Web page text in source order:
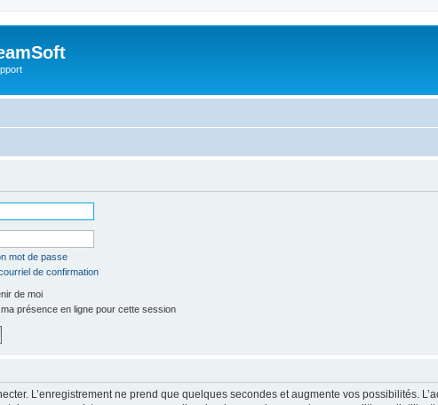
mot de passe
de confirmation
de moi
présence en ligne pour cette session
L’enregistrement ne prend que quelques secondes et augmente vos possibilités.